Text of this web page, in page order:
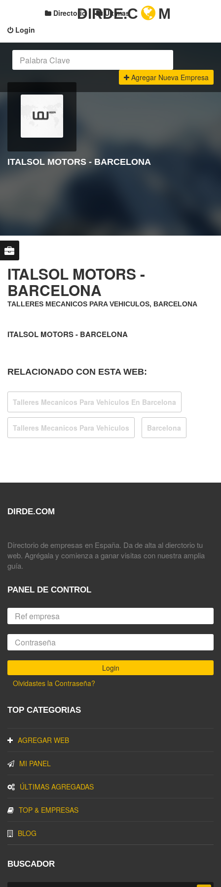
Login
Directorio Últimas
DIRDE.C M
Agregar Nueva Empresa
ITALSOL MOTORS - BARCELONA
ITALSOL MOTORS -
BARCELONA
TALLERES MECANICOS PARA VEHICULOS, BARCELONA
ITALSOL MOTORS - BARCELONA
RELACIONADO CON ESTA WEB:
Talleres Mecanicos Para Vehiculos En Barcelona
Talleres Mecanicos Para Vehiculos Barcelona
DIRDE.COM
Directorio de empresas en España. Da de alta al dierctorio tu
web. Agrégala y comienza a ganar visitas con nuestra amplia
guía.
PANEL DE CONTROL
Olvidastes la Contraseña?
TOP CATEGORIAS
AGREGAR WEB
MI PANEL
ÚLTIMAS AGREGADAS
TOP & EMPRESAS
BLOG
BUSCADOR